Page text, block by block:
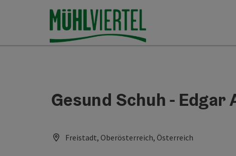
Accesskey
[0]
Navigatie Accesskey
[1]
PaginabeginAccesskey
[2]
Gesund Schuh - Edgar
Freistadt, Oberösterreich, Österreich